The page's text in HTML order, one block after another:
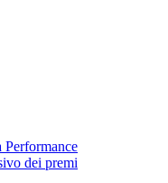
Performance
dei premi